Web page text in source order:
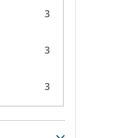
3
3
3